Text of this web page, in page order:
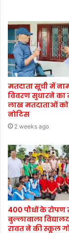
मतदाता सूची में
विवरण सुधारने का
लाख मतदाताओं को
नोटिस
2 weeks ago
400 पौधों के
बुल्लावाला
रावत ने की स्कूल